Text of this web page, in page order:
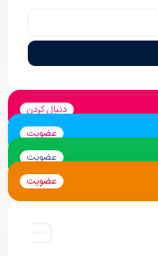
دنبال کردن
عضویت
عضویت
عضویت